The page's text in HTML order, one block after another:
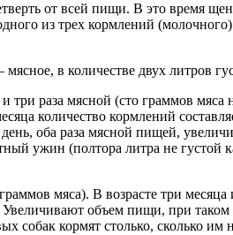
от всей пищи. В это время
из трех кормлений
в количестве двух литров
раза мясной (сто граммов мяса
количество кормлений
оба раза мясной пищей,
ужин (полтора литра не
мяса). В возрасте три
объем пищи, при таком
собак кормят столько, сколько